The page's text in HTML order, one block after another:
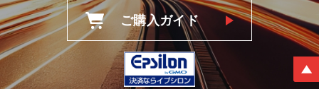
ご購入ガイド